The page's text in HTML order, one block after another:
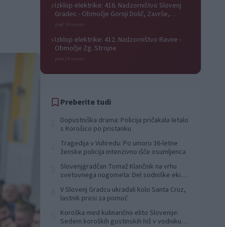
⚡Izklop elektrike: 416. Nadzorništvo Slovenj
Gradec - Območje Gornji Dolič, Završe,
Kozjak, Tolsti vrh pri Mislinji, Srednji Dolič,
pred 14 urami
⚡Izklop elektrike: 412. Nadzorništvo Ravne -
Območje Zg. Strojne
pred 14 urami
Preberite tudi
Dopustniška drama: Policija pričakala letalo
s Korošico po pristanku
Tragedija v Vuhredu: Po umoru 36-letne
ženske policija intenzivno išče osumljenca
Slovenjgradčan Tomaž Klančnik na vrhu
svetovnega nogometa: Del sodniške ekipe
V Slovenj Gradcu ukradali kolo Santa Cruz,
lastnik prosi za pomoč
Koroška med kulinarično elito Slovenije:
Sedem koroških gostinskih hiš v vodniku